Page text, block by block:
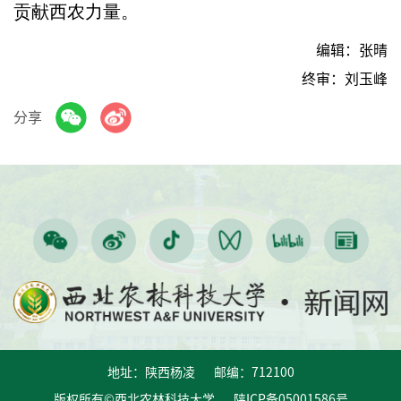
贡献西农力量。
编辑：张晴
终审：刘玉峰
分享
地址：陕西杨凌 邮编：712100